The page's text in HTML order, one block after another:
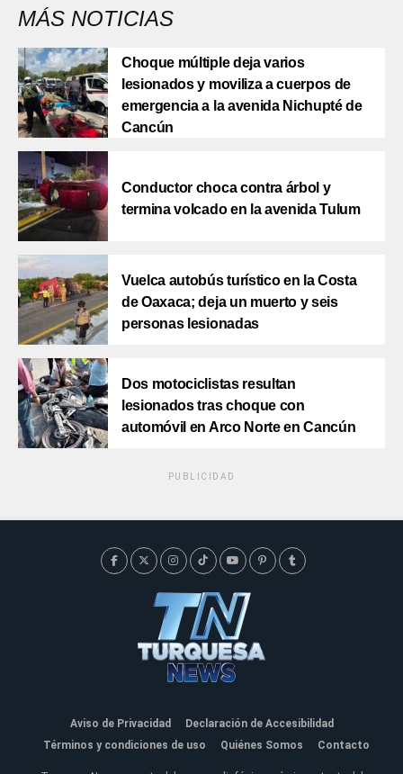
MÁS NOTICIAS
Choque múltiple deja varios
lesionados y moviliza a cuerpos de
emergencia a la avenida Nichupté de
Cancún
Conductor choca contra árbol y
termina volcado en la avenida Tulum
Vuelca autobús turístico en la Costa
de Oaxaca; deja un muerto y seis
personas lesionadas
Dos motociclistas resultan
lesionados tras choque con
automóvil en Arco Norte en Cancún
PUBLICIDAD
Aviso de Privacidad
Declaración de Accesibilidad
Términos y condiciones de uso
Quiénes Somos Contacto